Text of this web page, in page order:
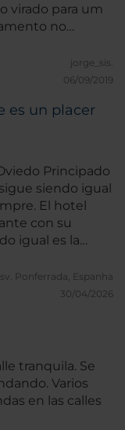
virado para um
no
jorge_sis.
06/09/2019
es un placer
Principado
siendo igual
El hotel
con su
igual es la
inmejorable. Un
alojarse en una
Ponferrada, Espanha
30/04/2026
tranquila. Se
Varios
en las calles